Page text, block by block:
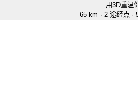
用3D重温
65 km · 2 途经点·